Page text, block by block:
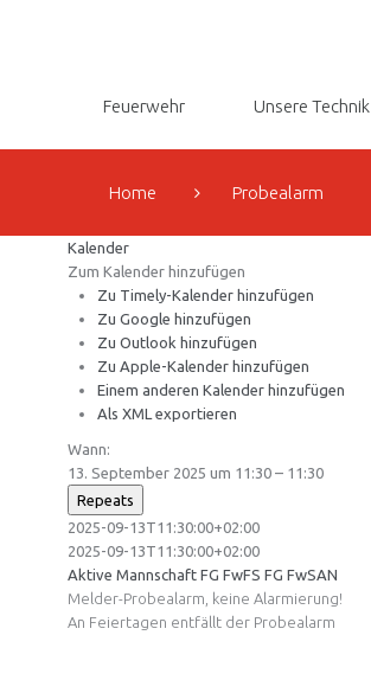
Feuerwehr Unsere Technik
Home Probealarm
Kalender
Zum Kalender hinzufügen
Zu Timely-Kalender hinzufügen
Zu Google hinzufügen
Zu Outlook hinzufügen
Zu Apple-Kalender hinzufügen
Einem anderen Kalender hinzufügen
Als XML exportieren
Wann:
13. September 2025 um 11:30 – 11:30
Repeats
2025-09-13T11:30:00+02:00
2025-09-13T11:30:00+02:00
Aktive Mannschaft FG FwFS FG FwSAN
Melder-Probealarm, keine Alarmierung!
An Feiertagen entfällt der Probealarm